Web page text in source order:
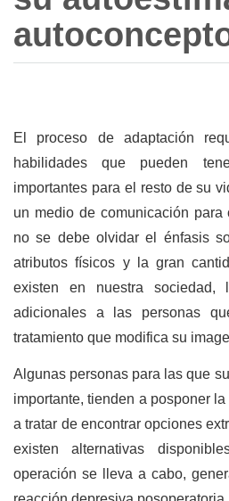
El proceso de adaptación
habilidades que pueden
importantes para el resto de su
un medio de comunicación para
no se debe olvidar el énfasis
atributos físicos y la gran
existen en nuestra sociedad,
adicionales a las personas
tratamiento que modifica su
Algunas personas para las que
importante, tienden a posponer
a tratar de encontrar opciones
existen alternativas
operación se lleva a cabo,